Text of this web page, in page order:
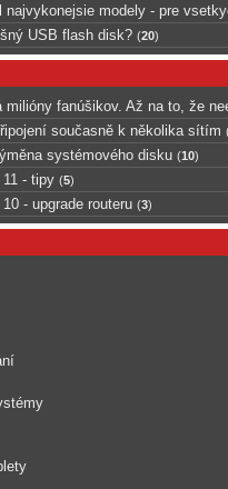
najvykonejsie modely - pre
USB flash disk? (20)
milióny fanúšikov. Až na to, že
současně k několika sítím
systémového disku (10)
- tipy (5)
- upgrade routeru (3)